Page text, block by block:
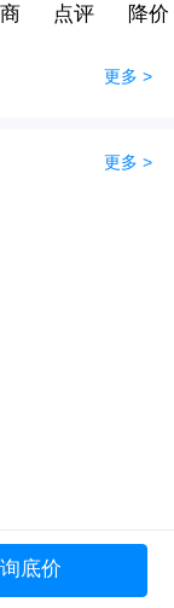
点评 降价
更多 >
更多 >
询底价